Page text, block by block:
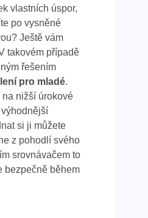
vlastních úspor,
po vysněné
Ještě vám
takovém případě
řešením
pro mladé.
nižší úrokové
si ji můžete
z pohodlí svého
srovnávačem to
bezpečně během